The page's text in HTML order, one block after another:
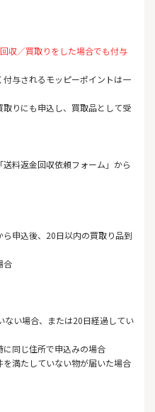
収／買取りをした場合でも付与
与されるモッピーポイントは一
りにも申込し、買取品として受
料返金回収依頼フォーム」から
申込後、20日以内の買取り品到
合
い場合、または20日経過してい
同じ住所で申込みの場合
満たしていない物が届いた場合